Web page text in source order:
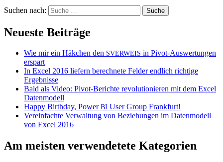
Suchen nach:
Neueste Beiträge
Wie mir ein Häkchen den SVERWEIS in Pivot-Auswertungen
erspart
In Excel 2016 liefern berechnete Felder endlich richtige
Ergebnisse
Bald als Video: Pivot-Berichte revolutionieren mit dem Excel
Datenmodell
Happy Birthday, PowerBI User Group Frankfurt!
Vereinfachte Verwaltung von Beziehungen im Datenmodell
von Excel 2016
Am meisten verwendetete Kategorien